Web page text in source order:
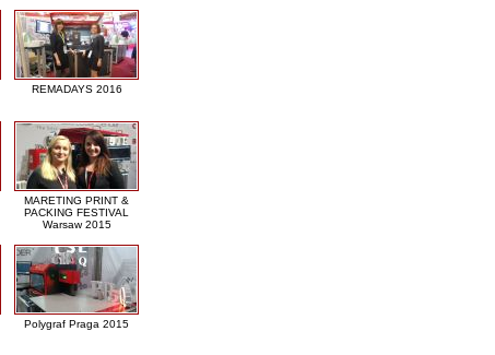
REMADAYS 2016
MARETING PRINT &
PACKING FESTIVAL
Warsaw 2015
Polygraf Praga 2015